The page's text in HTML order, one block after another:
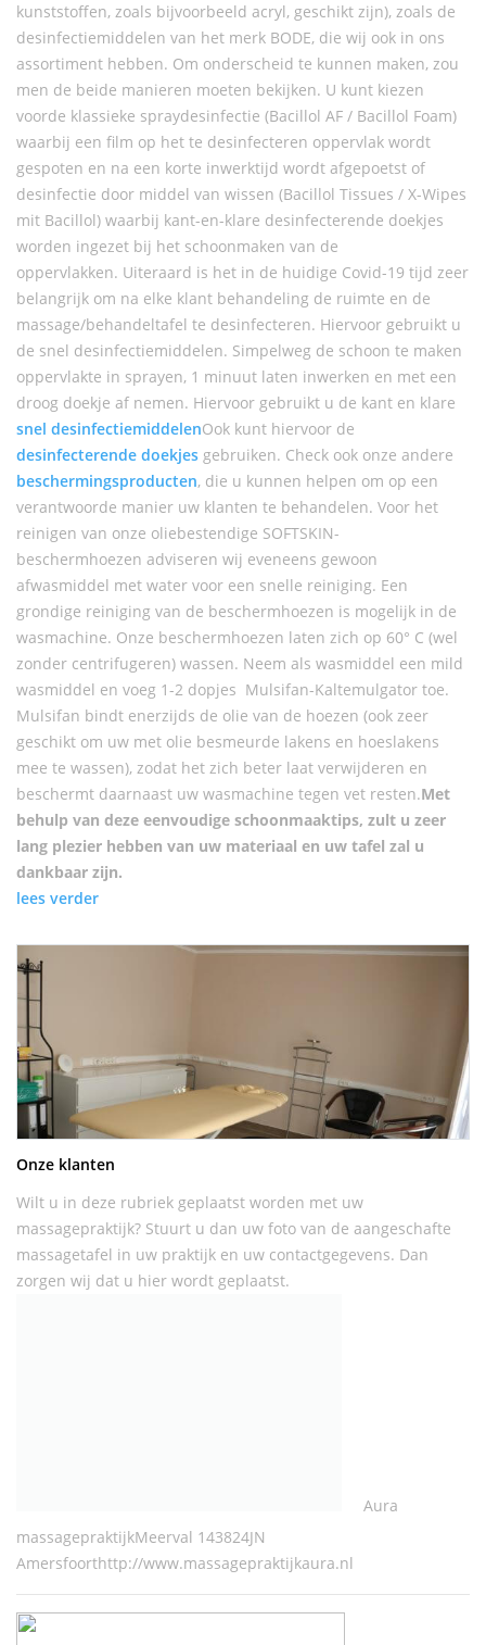
kunststoffen, zoals bijvoorbeeld acryl, geschikt zijn), zoals de
desinfectiemiddelen van het merk BODE, die wij ook in ons
assortiment hebben. Om onderscheid te kunnen maken, zou
men de beide manieren moeten bekijken. U kunt kiezen
voorde klassieke spraydesinfectie (Bacillol AF / Bacillol Foam)
waarbij een film op het te desinfecteren oppervlak wordt
gespoten en na een korte inwerktijd wordt afgepoetst of
desinfectie door middel van wissen (Bacillol Tissues / X-Wipes
mit Bacillol) waarbij kant-en-klare desinfecterende doekjes
worden ingezet bij het schoonmaken van de
oppervlakken. Uiteraard is het in de huidige Covid-19 tijd zeer
belangrijk om na elke klant behandeling de ruimte en de
massage/behandeltafel te desinfecteren. Hiervoor gebruikt u
de snel desinfectiemiddelen. Simpelweg de schoon te maken
oppervlakte in sprayen, 1 minuut laten inwerken en met een
droog doekje af nemen. Hiervoor gebruikt u de kant en klare
snel desinfectiemiddelenOok kunt hiervoor de
desinfecterende doekjes gebruiken. Check ook onze andere
beschermingsproducten, die u kunnen helpen om op een
verantwoorde manier uw klanten te behandelen. Voor het
reinigen van onze oliebestendige SOFTSKIN-
beschermhoezen adviseren wij eveneens gewoon
afwasmiddel met water voor een snelle reiniging. Een
grondige reiniging van de beschermhoezen is mogelijk in de
wasmachine. Onze beschermhoezen laten zich op 60° C (wel
zonder centrifugeren) wassen. Neem als wasmiddel een mild
wasmiddel en voeg 1-2 dopjes Mulsifan-Kaltemulgator toe.
Mulsifan bindt enerzijds de olie van de hoezen (ook zeer
geschikt om uw met olie besmeurde lakens en hoeslakens
mee te wassen), zodat het zich beter laat verwijderen en
beschermt daarnaast uw wasmachine tegen vet resten.Met
behulp van deze eenvoudige schoonmaaktips, zult u zeer
lang plezier hebben van uw materiaal en uw tafel zal u
dankbaar zijn.
lees verder
Onze klanten
Wilt u in deze rubriek geplaatst worden met uw
massagepraktijk? Stuurt u dan uw foto van de aangeschafte
massagetafel in uw praktijk en uw contactgegevens. Dan
zorgen wij dat u hier wordt geplaatst.
Aura
massagepraktijkMeerval 143824JN
Amersfoorthttp://www.massagepraktijkaura.nl